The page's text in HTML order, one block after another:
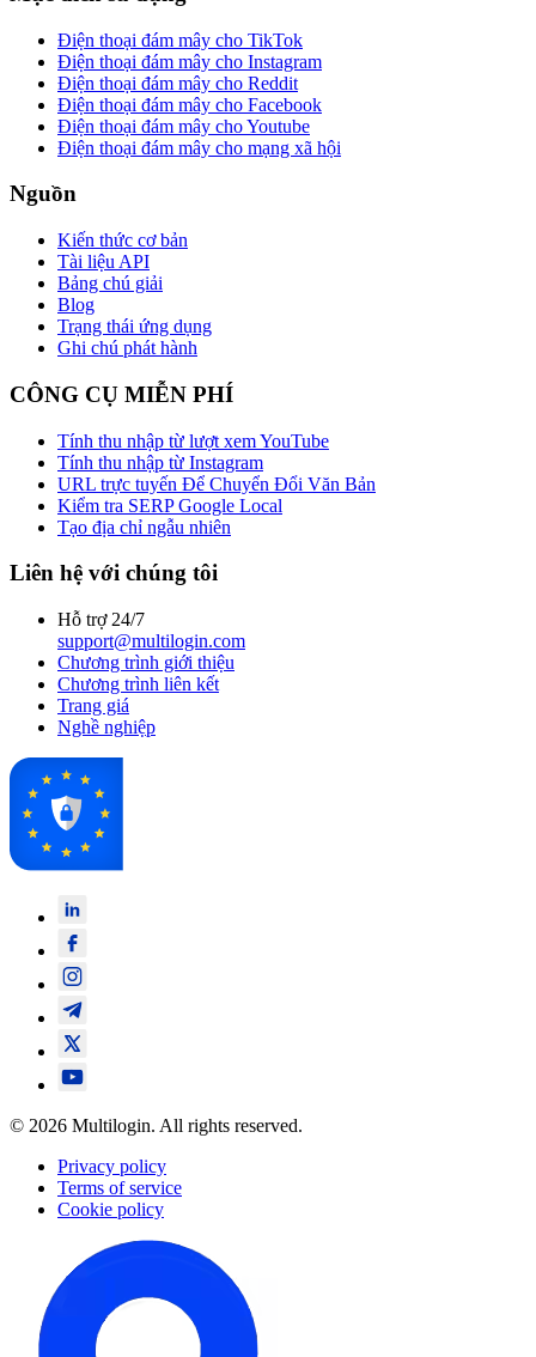
Điện thoại đám mây cho TikTok
Điện thoại đám mây cho Instagram
Điện thoại đám mây cho Reddit
Điện thoại đám mây cho Facebook
Điện thoại đám mây cho Youtube
Điện thoại đám mây cho mạng xã hội
Nguồn
Kiến thức cơ bản
Tài liệu API
Bảng chú giải
Blog
Trạng thái ứng dụng
Ghi chú phát hành
CÔNG CỤ MIỄN PHÍ
Tính thu nhập từ lượt xem YouTube
Tính thu nhập từ Instagram
URL trực tuyến Để Chuyển Đổi Văn Bản
Kiểm tra SERP Google Local
Tạo địa chỉ ngẫu nhiên
Liên hệ với chúng tôi
Hỗ trợ 24/7
support@multilogin.com
Chương trình giới thiệu
Chương trình liên kết
Trang giá
Nghề nghiệp
© 2026 Multilogin. All rights reserved.
Privacy policy
Terms of service
Cookie policy